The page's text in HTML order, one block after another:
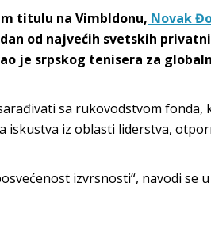
titulu na Vimbldonu, Novak
od najvećih svetskih
je srpskog tenisera za
sa rukovodstvom fonda,
iskustva iz oblasti liderstva,
izvrsnosti“, navodi se